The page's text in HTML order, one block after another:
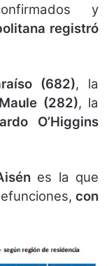
y
registró
(682), la
Maule (282), la
O’Higgins
es la que
con